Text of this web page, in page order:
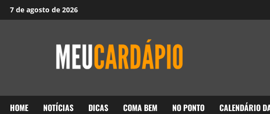
7 de agosto de 2026
HOME NOTÍCIAS DICAS COMA BEM NO PONTO CALENDÁRIO